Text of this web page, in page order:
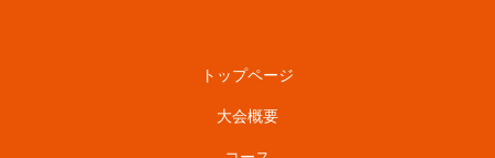
トップページ
大会概要